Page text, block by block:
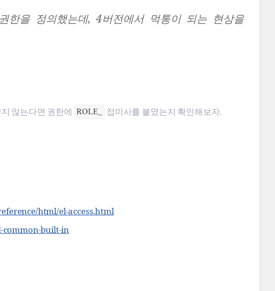
한을 정의했는데, 4버전에서 먹통이 되는 현상을
않는다면 권한에 ROLE_ 접미사를 붙였는지 확인해보자.
html/el-access.html
common-built-in